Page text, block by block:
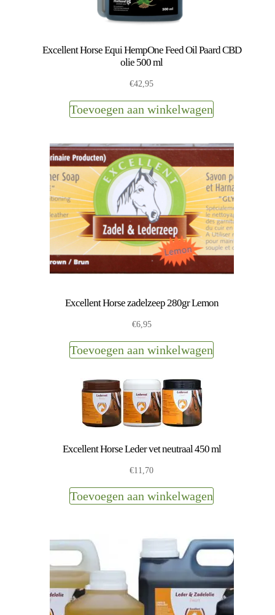
Excellent Horse Equi HempOne Feed Oil Paard CBD
olie 500 ml
€42,95
Toevoegen aan winkelwagen
Excellent Horse zadelzeep 280gr Lemon
€6,95
Toevoegen aan winkelwagen
Excellent Horse Leder vet neutraal 450 ml
€11,70
Toevoegen aan winkelwagen